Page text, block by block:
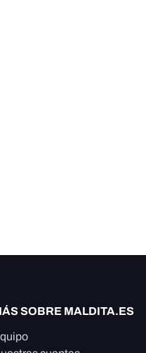
SOBRE MALDITA.ES